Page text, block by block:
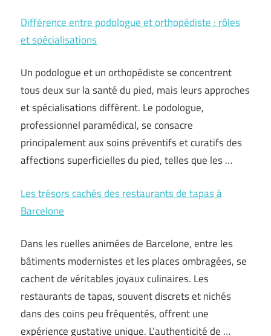
Différence entre podologue et orthopédiste : rôles
et spécialisations
Un podologue et un orthopédiste se concentrent
tous deux sur la santé du pied, mais leurs approches
et spécialisations diffèrent. Le podologue,
professionnel paramédical, se consacre
principalement aux soins préventifs et curatifs des
affections superficielles du pied, telles que les …
Les trésors cachés des restaurants de tapas à
Barcelone
Dans les ruelles animées de Barcelone, entre les
bâtiments modernistes et les places ombragées, se
cachent de véritables joyaux culinaires. Les
restaurants de tapas, souvent discrets et nichés
dans des coins peu fréquentés, offrent une
expérience gustative unique. L’authenticité de …